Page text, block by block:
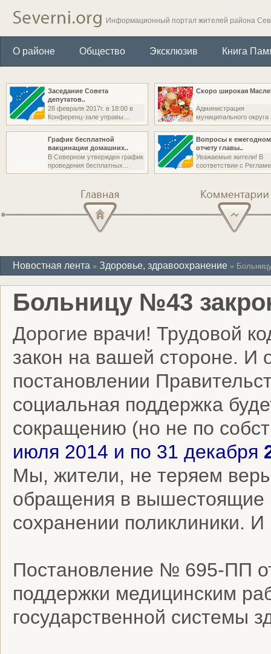
Информационный портал жителей района
О районе Общество Эксклюзив Книга
Заседание Совета
депутатов..
28 февраля 2017г. в 18:00 в
Конференц-зале управы...
Скоро широкая
Администрация
муниципального округа
Северный (бывш....
График бесплатной
вакцинации домашних..
В Северном утвержден график
проведения бесплатных...
Вопросы к
отчету главы..
Уважаемые жители! В
соответствии с
Новостная лента » Здоровье, здравоохранение »
Больницу №43
Дорогие врачи! Трудовой
закон на вашей стороне. И
постановлении
социальная поддержка
сокращению (но не по
июля 2014 и по 31 декабря
Мы, жители, не теряем
обращения в вышестоящие
сохранении поликлиники.
Постановление № 695-ПП
поддержки медицинским
государственной системы